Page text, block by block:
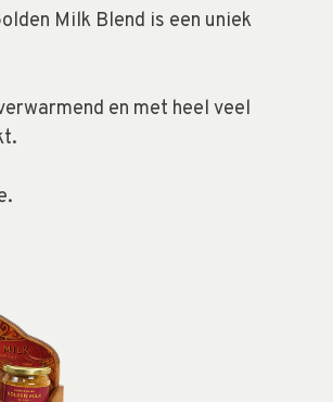
Milk Blend is een uniek
en met heel veel